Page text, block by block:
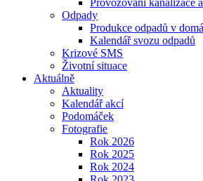
Provozování kanalizace
Odpady
Produkce odpadů v
Kalendář svozu odpadů
Krizové SMS
Životní situace
Aktuálně
Aktuality
Kalendář akcí
Podomáček
Fotografie
Rok 2026
Rok 2025
Rok 2024